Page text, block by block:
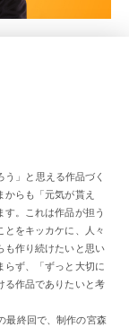
う」と思える作品づく
らも「元気が貰え
。これは作品が担う
とをキッカケに、人々
も作り続けたいと思い
らず、「ずっと大切に
る作品でありたいと考
最終回で、制作の宮森